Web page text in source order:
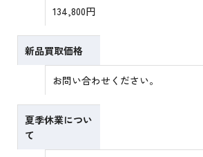
134,800円
新品買取価格
お問い合わせください。
夏季休業につい
て